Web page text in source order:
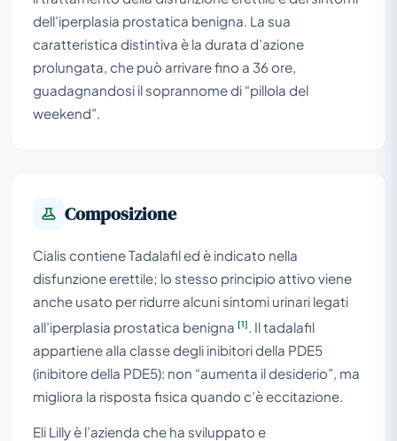
dell’iperplasia prostatica benigna. La sua
caratteristica distintiva è la durata d’azione
prolungata, che può arrivare fino a 36 ore,
guadagnandosi il soprannome di “pillola del
weekend”.
Composizione
Cialis contiene Tadalafil ed è indicato nella
disfunzione erettile; lo stesso principio attivo viene
anche usato per ridurre alcuni sintomi urinari legati
all’iperplasia prostatica benigna [1]
. Il tadalafil
appartiene alla classe degli inibitori della PDE5
(inibitore della PDE5): non “aumenta il desiderio”, ma
migliora la risposta fisica quando c’è eccitazione.
Eli Lilly è l’azienda che ha sviluppato e